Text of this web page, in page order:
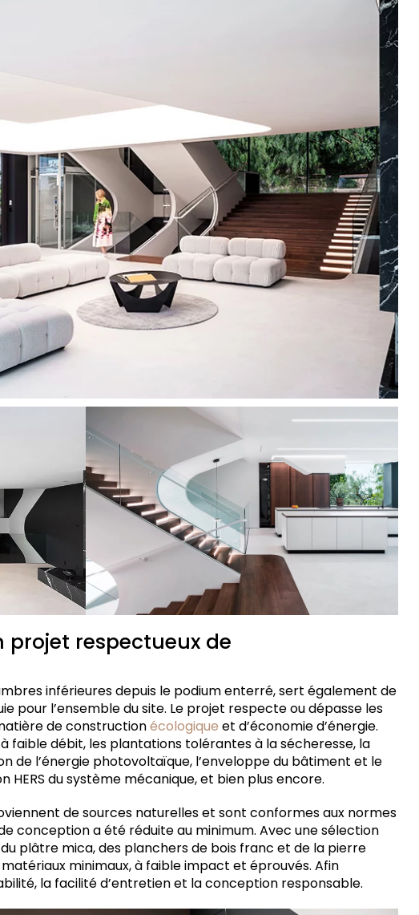
projet respectueux de
inférieures depuis le podium enterré, sert également de
pour l’ensemble du site. Le projet respecte ou dépasse les
de constructionécologique et d’économie d’énergie.
faible débit, les plantations tolérantes à la sécheresse, la
de l’énergie photovoltaïque, l’enveloppe du bâtiment et le
HERS du système mécanique, et bien plus encore.
de sources naturelles et sont conformes aux normes
conception a été réduite au minimum. Avec une sélection
plâtre mica, des planchers de bois franc et de la pierre
minimaux, à faible impact et éprouvés. Afin
la facilité d’entretien et la conception responsable.